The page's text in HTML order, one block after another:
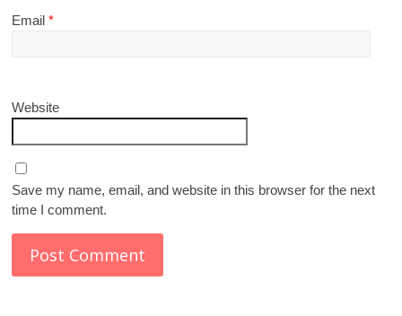
Email*
Website
Save my name, email, and website in this browser for the next
time I comment.